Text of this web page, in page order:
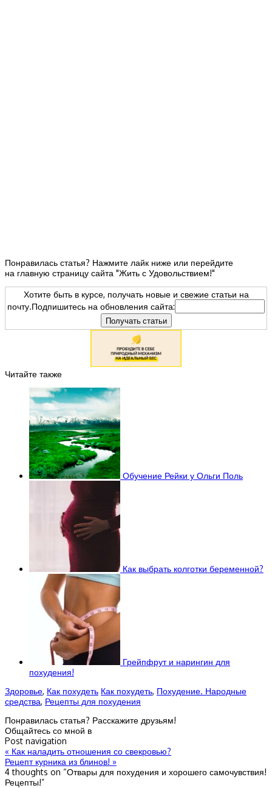
Понравилась статья? Нажмите лайк ниже или перейдите
на главную страницу сайта "Жить с Удовольствием!"
Хотите быть в курсе, получать новые и свежие статьи на
почту.Подпишитесь на обновления сайта:
Читайте также
Обучение Рейки у Ольги Поль
Как выбрать колготки беременной?
Грейпфрут и нарингин для
похудения!
Здоровье, Как похудеть Как похудеть, Похудение. Народные
средства, Рецепты для похудения
Понравилась статья? Расскажите друзьям!
Общайтесь со мной в
Post navigation
« Как наладить отношения со свекровью?
Рецепт курника из блинов! »
4 thoughts on “Отвары для похудения и хорошего самочувствия!
Рецепты!”